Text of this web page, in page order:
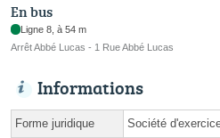
En bus
Ligne 8, à 54 m
Arrêt Abbé Lucas - 1 Rue Abbé Lucas
Informations
Forme juridique Société